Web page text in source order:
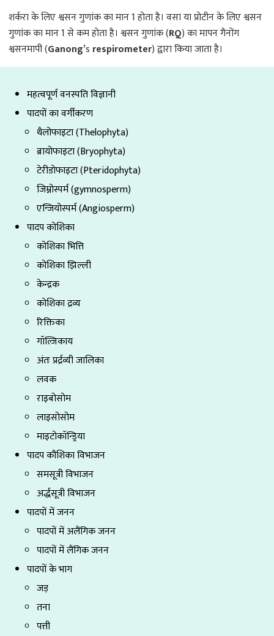
महत्वपूर्ण वनस्पति विज्ञानी
पादपों का वर्गीकरण
थैलोफाइटा (Thelophyta)
ब्रायोफाइटा (Bryophyta)
टेरीडोफाइटा (Pteridophyta)
जिम्नोस्पर्म (gymnosperm)
एन्जियोस्पर्म (Angiosperm)
पादप कोशिका
कोशिका भित्ति
कोशिका झिल्ली
केन्द्रक
कोशिका द्रव्य
रिक्तिका
गॉल्जिकाय
अंतः प्रर्द्रव्यी जालिका
लवक
राइबोसोम
लाइसोसोम
माइटोकॉन्ड्रिया
पादप कौशिका विभाजन
समसूत्री विभाजन
अर्द्धसूत्री विभाजन
पादपों में जनन
पादपों में अलैंगिक जनन
पादपों में लैंगिक जनन
पादपों के भाग
जड़
तना
पत्ती
शर्करा के लिए श्वसन गुणांक का मान 1 होता है। वसा या प्रोटीन के लिए श्वसन
गुणांक का मान 1 से कम होता है। श्वसन गुणांक (RQ) का मापन गैनोंग
श्वसनमापी (Ganong’s respirometer) द्वारा किया जाता है।